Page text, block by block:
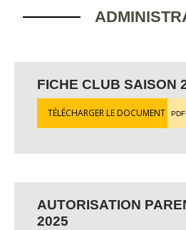
FICHE CLUB SAISON
TÉLÉCHARGER LE DOCUMENT PDF
AUTORISATION
2025